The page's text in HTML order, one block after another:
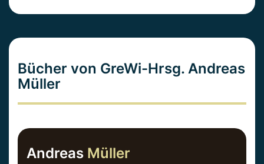
Bücher von GreWi-Hrsg. Andreas
Müller
Andreas Müller